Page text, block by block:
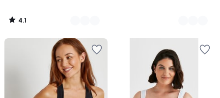
4.1
/